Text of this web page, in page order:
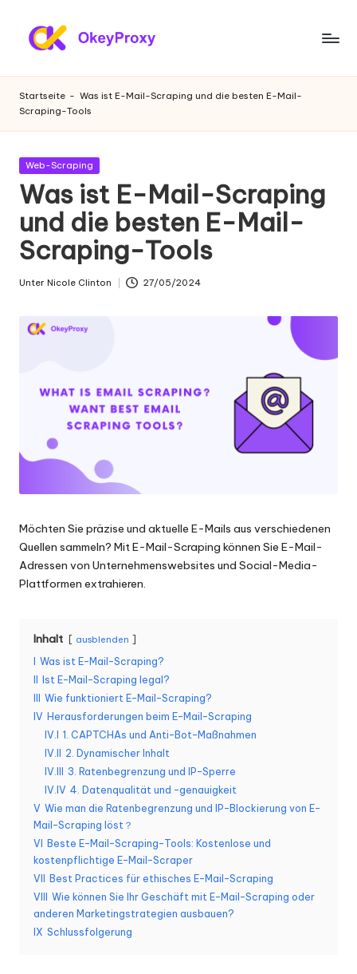
W
o
h
n
-
P
r
o
xi
e
je
d
e
n
B
d
a
rf
st
e
nl
o
e
HTTP(S)/SOCKS5-
kostenlose
Web-
Proxys
zum
Ausprobieren,
Tutorials
Proxy-
Web-
mehr.
Startseite - Was ist E-Mail-Scraping und die besten E-Mail-
Scraping-Tools
Gepostet
Web-Scraping
Was ist E-Mail-Scraping
und die besten E-Mail-
Scraping-Tools
Unter Nicole Clinton 27/05/2024
Möchten Sie präzise und aktuelle E-Mails aus verschiedenen
Quellen sammeln? Mit E-Mail-Scraping können Sie E-Mail-
Adressen von Unternehmenswebsites und Social-Media-
Plattformen extrahieren.
Inhalt ausblenden
Was ist E-Mail-Scraping?
Ist E-Mail-Scraping legal?
Wie funktioniert E-Mail-Scraping?
IV Herausforderungen beim E-Mail-Scraping
IV.I 1. CAPTCHAs und Anti-Bot-Maßnahmen
IV.II
2. Dynamischer Inhalt
IV.III
3. Ratenbegrenzung und IP-Sperre
IV.IV 4. Datenqualität und -genauigkeit
V Wie man die Ratenbegrenzung und IP-Blockierung von E-
Mail-Scraping löst？
VI
Beste E-Mail-Scraping-Tools: Kostenlose und
kostenpflichtige E-Mail-Scraper
VII
Best Practices für ethisches E-Mail-Scraping
VIII
Wie können Sie Ihr Geschäft mit E-Mail-Scraping oder
anderen Marketingstrategien ausbauen?
IX Schlussfolgerung